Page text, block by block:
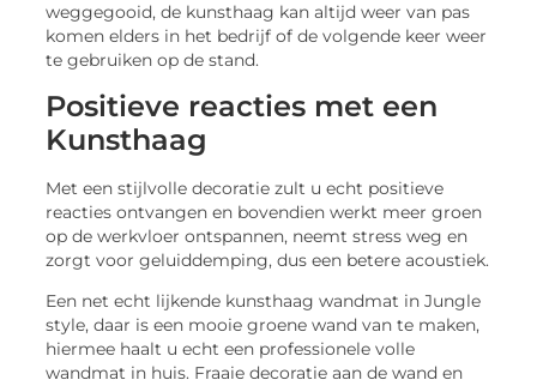
weggegooid, de kunsthaag kan altijd weer van pas
komen elders in het bedrijf of de volgende keer weer
te gebruiken op de stand.
Positieve reacties met een
Kunsthaag
Met een stijlvolle decoratie zult u echt positieve
reacties ontvangen en bovendien werkt meer groen
op de werkvloer ontspannen, neemt stress weg en
zorgt voor geluiddemping, dus een betere acoustiek.
Een net echt lijkende kunsthaag wandmat in Jungle
style, daar is een mooie groene wand van te maken,
hiermee haalt u echt een professionele volle
wandmat in huis. Fraaie decoratie aan de wand en